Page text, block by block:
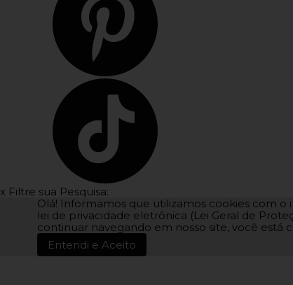
x Filtre sua Pesquisa:
Olá! Informamos que utilizamos cookies com
lei de privacidade eletrônica (Lei Geral de
continuar navegando em nosso site, você está
Entendi e Aceito